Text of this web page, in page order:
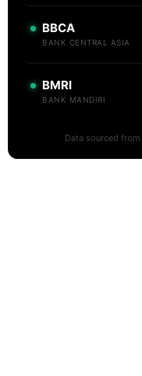
BBCA
BANK CENTRAL ASIA
BMRI
BANK MANDIRI
Data sourced from